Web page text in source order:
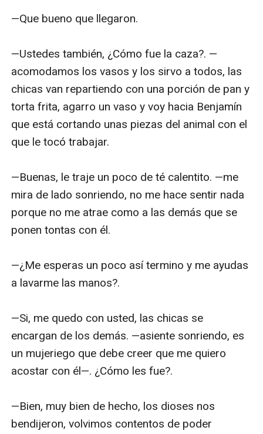
—Que bueno que llegaron.
—Ustedes también, ¿Cómo fue la caza?. —
acomodamos los vasos y los sirvo a todos, las
chicas van repartiendo con una porción de pan y
torta frita, agarro un vaso y voy hacia Benjamín
que está cortando unas piezas del animal con el
que le tocó trabajar.
—Buenas, le traje un poco de té calentito. —me
mira de lado sonriendo, no me hace sentir nada
porque no me atrae como a las demás que se
ponen tontas con él.
—¿Me esperas un poco así termino y me ayudas
a lavarme las manos?.
—Si, me quedo con usted, las chicas se
encargan de los demás. —asiente sonriendo, es
un mujeriego que debe creer que me quiero
acostar con él—. ¿Cómo les fue?.
—Bien, muy bien de hecho, los dioses nos
bendijeron, volvimos contentos de poder